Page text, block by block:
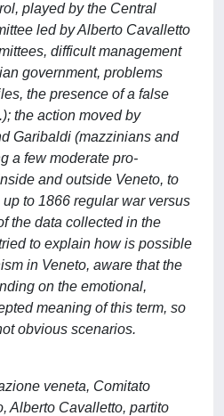
played by the Central
led by Alberto Cavalletto
difficult management
government, problems
the presence of a false
the action moved by
Garibaldi (mazzinians and
a few moderate pro-
and outside Veneto, to
to 1866 regular war versus
the data collected in the
to explain how is possible
in Veneto, aware that the
on the emotional,
meaning of this term, so
obvious scenarios.
veneta, Comitato
Alberto Cavalletto, partito